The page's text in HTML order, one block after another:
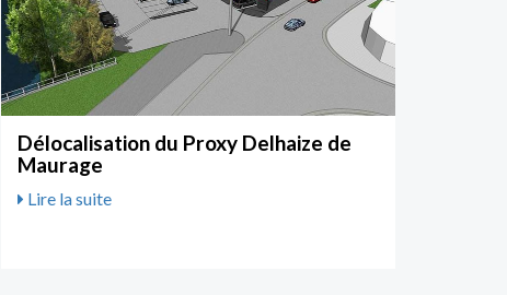
Délocalisation du Proxy Delhaize de
Maurage
Lire la suite